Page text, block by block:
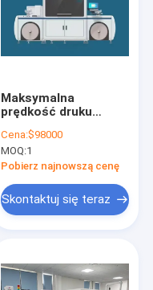
Maksymalna
prędkość druku
Cyfrowa prasa
drukarska
wykorzystująca
pigmentowy na bazie
wody i wizualny
ulepszonego druku
Cena:$98000
MOQ:1
Pobierz najnowszą cenę
Skontaktuj się teraz